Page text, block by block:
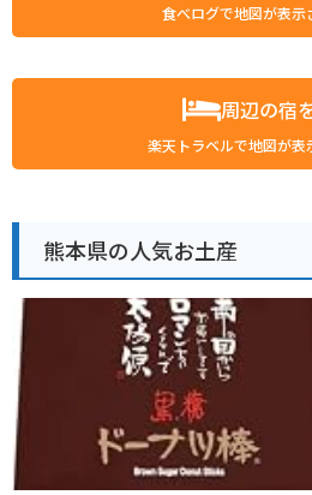
食べログで地図が表示
周辺の宿
楽天トラベルで地図が表
熊本県の人気お土産